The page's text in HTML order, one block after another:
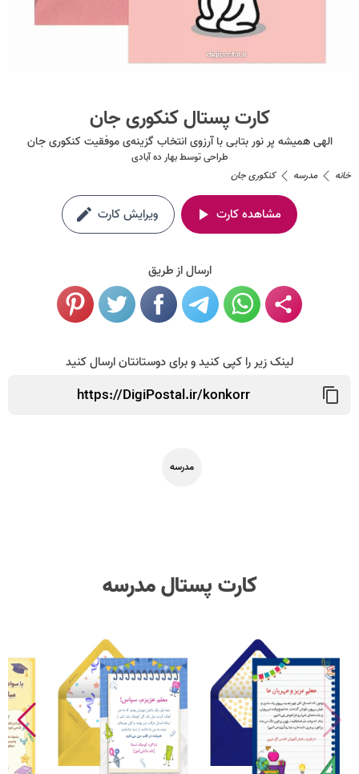
کارت پستال کنکوری جان
الهی همیشه پر نور بتابی با آرزوی انتخاب گزینه‌ی موفقیت کنکوری جان
طراحی توسطبهار ده آبادی
خانه
مدرسه کنکوری جان
مشاهده کارت ویرایش کارت
ارسال از طریق
لینک زیر را کپی کنید و برای دوستانتان ارسال کنید
مدرسه
کارت پستال مدرسه